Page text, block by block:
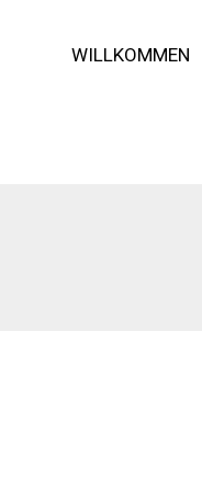
WILLKOMMEN